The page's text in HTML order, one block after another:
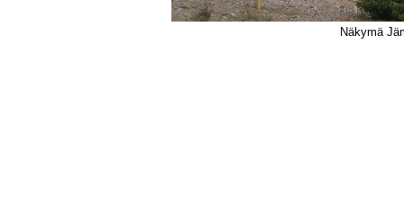
Näkymä